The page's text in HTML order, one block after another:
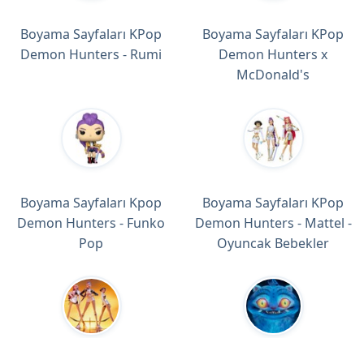
Boyama Sayfaları KPop
Demon Hunters - Rumi
Boyama Sayfaları KPop
Demon Hunters x
McDonald's
Boyama Sayfaları Kpop
Demon Hunters - Funko
Pop
Boyama Sayfaları KPop
Demon Hunters - Mattel -
Oyuncak Bebekler